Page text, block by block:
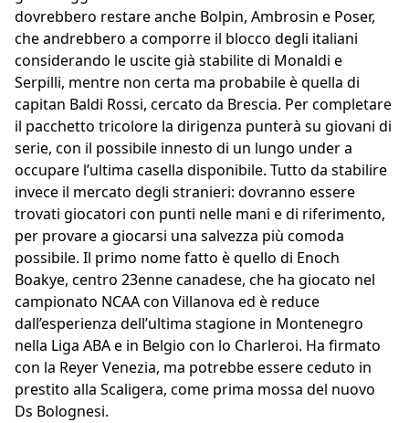
dovrebbero restare anche Bolpin, Ambrosin e Poser,
che andrebbero a comporre il blocco degli italiani
considerando le uscite già stabilite di Monaldi e
Serpilli, mentre non certa ma probabile è quella di
capitan Baldi Rossi, cercato da Brescia. Per completare
il pacchetto tricolore la dirigenza punterà su giovani di
serie, con il possibile innesto di un lungo under a
occupare l’ultima casella disponibile. Tutto da stabilire
invece il mercato degli stranieri: dovranno essere
trovati giocatori con punti nelle mani e di riferimento,
per provare a giocarsi una salvezza più comoda
possibile. Il primo nome fatto è quello di Enoch
Boakye, centro 23enne canadese, che ha giocato nel
campionato NCAA con Villanova ed è reduce
dall’esperienza dell’ultima stagione in Montenegro
nella Liga ABA e in Belgio con lo Charleroi. Ha firmato
con la Reyer Venezia, ma potrebbe essere ceduto in
prestito alla Scaligera, come prima mossa del nuovo
Ds Bolognesi.